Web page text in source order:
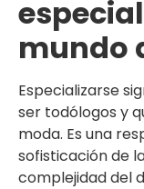
mundo
Especializarse
ser todólogos y
moda. Es una
sofisticación de
complejidad del